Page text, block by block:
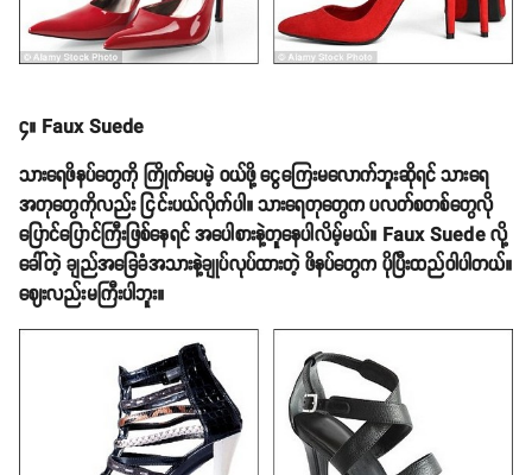
၄။ Faux Suede
သားရေဖိနပ်တွေကို ကြိုက်ပေမဲ့ ဝယ်ဖို့ ငွေကြေးမလောက်ဘူးဆိုရင် သားရေ
အတုတွေကိုလည်း ငြင်းပယ်လိုက်ပါ။ သားရေတုတွေက ပလတ်စတစ်တွေလို
ပြောင်ပြောင်ကြီးဖြစ်နေရင် အပေါစားနဲ့တူနေပါလိမ့်မယ်။ Faux Suede လို့
ခေါ်တဲ့ ချည်အခြေခံအသားနဲ့ချုပ်လုပ်ထားတဲ့ ဖိနပ်တွေက ပိုပြီးထည်ဝါပါတယ်။
ဈေးလည်းမကြီးပါဘူး။